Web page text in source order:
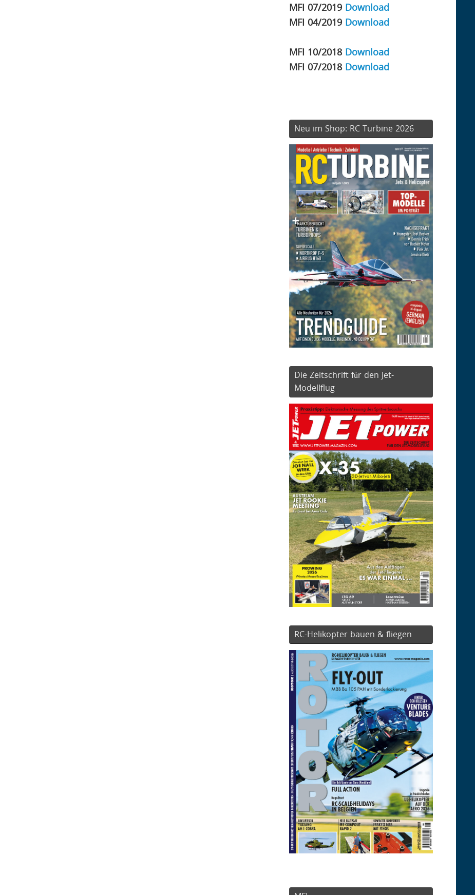
MFI 07/2019 Download
MFI 04/2019 Download
MFI 10/2018 Download
MFI 07/2018 Download
Neu im Shop: RC Turbine 2026
Die Zeitschrift für den Jet-
Modellflug
RC-Helikopter bauen & fliegen